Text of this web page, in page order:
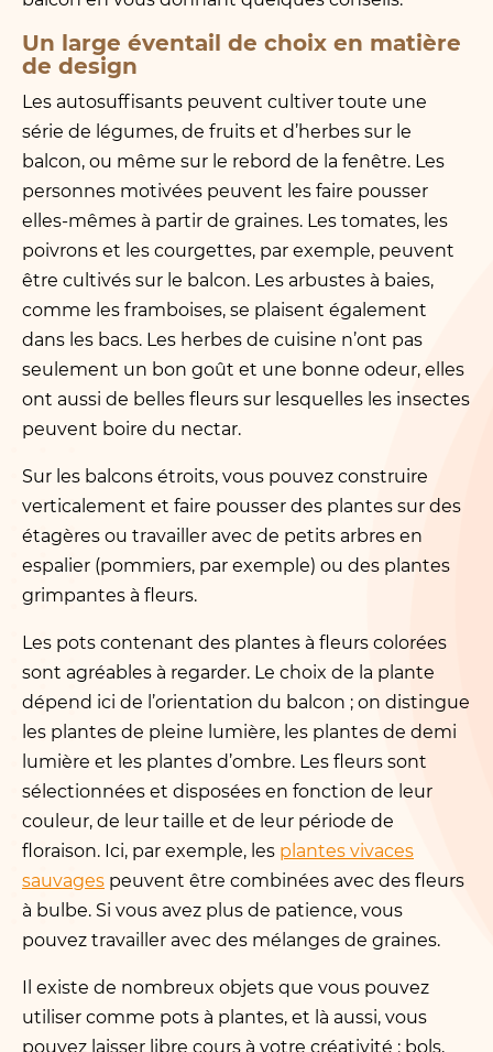
Un large éventail de choix en matière
de design
Les autosuffisants peuvent cultiver toute une
série de légumes, de fruits et d’herbes sur le
balcon, ou même sur le rebord de la fenêtre. Les
personnes motivées peuvent les faire pousser
elles-mêmes à partir de graines. Les tomates, les
poivrons et les courgettes, par exemple, peuvent
être cultivés sur le balcon. Les arbustes à baies,
comme les framboises, se plaisent également
dans les bacs. Les herbes de cuisine n’ont pas
seulement un bon goût et une bonne odeur, elles
ont aussi de belles fleurs sur lesquelles les insectes
peuvent boire du nectar.
Sur les balcons étroits, vous pouvez construire
verticalement et faire pousser des plantes sur des
étagères ou travailler avec de petits arbres en
espalier (pommiers, par exemple) ou des plantes
grimpantes à fleurs.
Les pots contenant des plantes à fleurs colorées
sont agréables à regarder. Le choix de la plante
dépend ici de l’orientation du balcon ; on distingue
les plantes de pleine lumière, les plantes de demi
lumière et les plantes d’ombre. Les fleurs sont
sélectionnées et disposées en fonction de leur
couleur, de leur taille et de leur période de
floraison. Ici, par exemple, les plantes vivaces
sauvages peuvent être combinées avec des fleurs
à bulbe. Si vous avez plus de patience, vous
pouvez travailler avec des mélanges de graines.
Il existe de nombreux objets que vous pouvez
utiliser comme pots à plantes, et là aussi, vous
pouvez laisser libre cours à votre créativité : bols,